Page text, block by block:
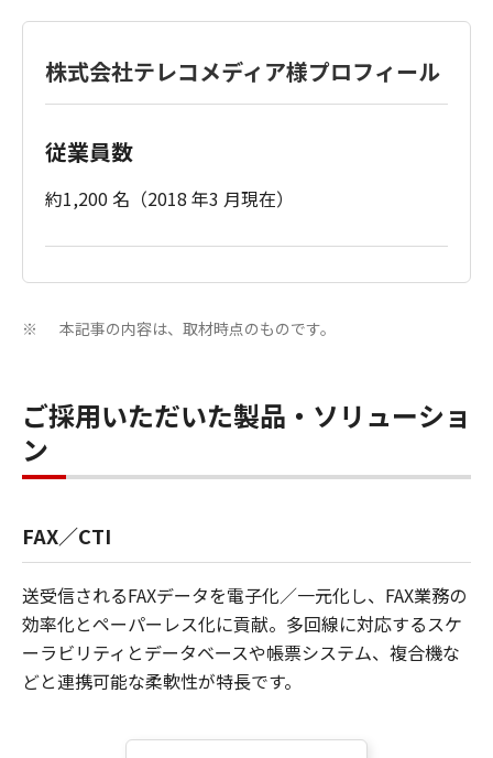
株式会社テレコメディア様プロフィール
従業員数
約1,200 名（2018 年3 月現在）
※ 本記事の内容は、取材時点のものです。
ご採用いただいた製品・ソリューショ
ン
FAX／CTI
送受信されるFAXデータを電子化／一元化し、FAX業務の
効率化とペーパーレス化に貢献。多回線に対応するスケ
ーラビリティとデータベースや帳票システム、複合機な
どと連携可能な柔軟性が特長です。